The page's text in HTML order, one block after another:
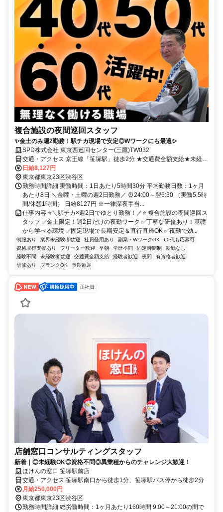
複合施設の夜間巡回スタッフ
✨金土のみ週2勤務！駅チカ現場で安定◎Wワークにも最適✨
SPD株式会社 東京西巡回センター(三鷹)TW032
交通・アクセス 京王線「笹塚駅」徒歩2分 ★交通費全額支給★未経験
歓迎
日給8,127円
東京都東京23区渋谷区
勤務時間詳細 実働時間：1日あたり5時間30分 平均勤務日数：1ヶ月
あたり8日 ＼金曜・土曜の週2日勤務／ ⏰24:00～翌6:30 （実働5.5時
間/休憩1時間） 日給8127円 ※一律深夜手当...
仕事内容 ⭐＼駅チカ×週2日でゆとり勤務！／⭐ 複合施設の夜間巡回ス
タッフ ✅金土限定！週2日だけの夜勤ワーク ✅丁寧な研修あり！基礎
から学べる環境 ✅固定現場で長期安定＆直行直帰OK ✅夜勤で効...
制服あり 業界未経験者歓迎 社員登用あり 副業・WワークOK
60代も応募可
資格取得支援あり
フリーター歓迎 早朝 学歴不問 固定時間制
転勤なし
経験不問
未経験者歓迎 交通費全額支給 経験者歓迎 夜間
有資格者歓迎
研修あり
ブランクOK 長期歓迎
正社員
店舗窓口コンサルティングスタッフ
新着｜◎未経験OK◎資格不問◎異業種からのチャレンジ大歓迎！
ほけんの窓口 笹塚駅前店
交通・アクセス 笹塚駅南口から徒歩1分、笹塚駅バス停から徒歩2分
月給250,000円
東京都東京23区渋谷区
勤務時間詳細 総労働時間：1ヶ月あたり160時間 9:00～21:00の間で